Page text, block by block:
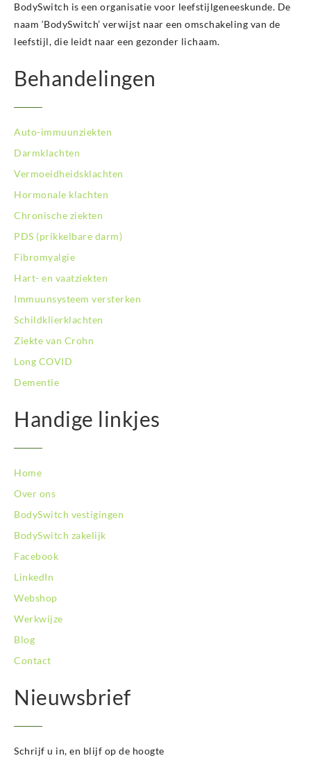
BodySwitch is een organisatie voor leefstijlgeneeskunde. De
naam ‘BodySwitch’ verwijst naar een omschakeling van de
leefstijl, die leidt naar een gezonder lichaam.
Behandelingen
Auto-immuunziekten
Darmklachten
Vermoeidheidsklachten
Hormonale klachten
Chronische ziekten
PDS (prikkelbare darm)
Fibromyalgie
Hart- en vaatziekten
Immuunsysteem versterken
Schildklierklachten
Ziekte van Crohn
Long COVID
Dementie
Handige linkjes
Home
Over ons
BodySwitch vestigingen
BodySwitch zakelijk
Facebook
LinkedIn
Webshop
Werkwijze
Blog
Contact
Nieuwsbrief
Schrijf u in, en blijf op de hoogte